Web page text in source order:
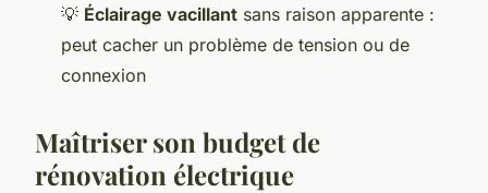
💡 Éclairage vacillant sans raison apparente :
peut cacher un problème de tension ou de
connexion
Maîtriser son budget de
rénovation électrique